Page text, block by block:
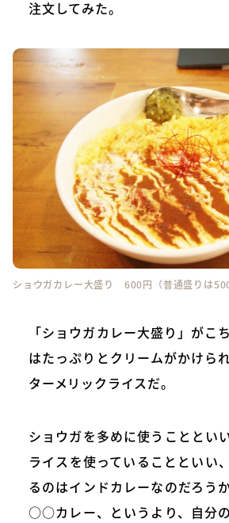
注文してみた。
ショウガカレー大盛り 600円（普通盛りは
「ショウガカレー大盛り」がこ
はたっぷりとクリームがかけら
ターメリックライスだ。
ショウガを多めに使うこととい
ライスを使っていることといい
るのはインドカレーなのだろう
○○カレー、というより、自分